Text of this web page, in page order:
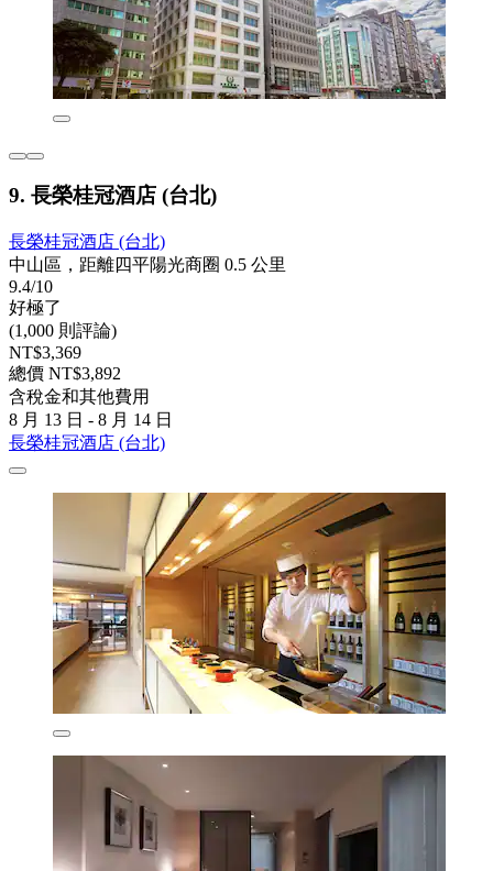
9. 長榮桂冠酒店 (台北)
長榮桂冠酒店 (台北)
中山區，距離四平陽光商圈 0.5 公里
9.4/10
好極了
(1,000 則評論)
NT$3,369
總價 NT$3,892
含稅金和其他費用
8 月 13 日 - 8 月 14 日
長榮桂冠酒店 (台北)